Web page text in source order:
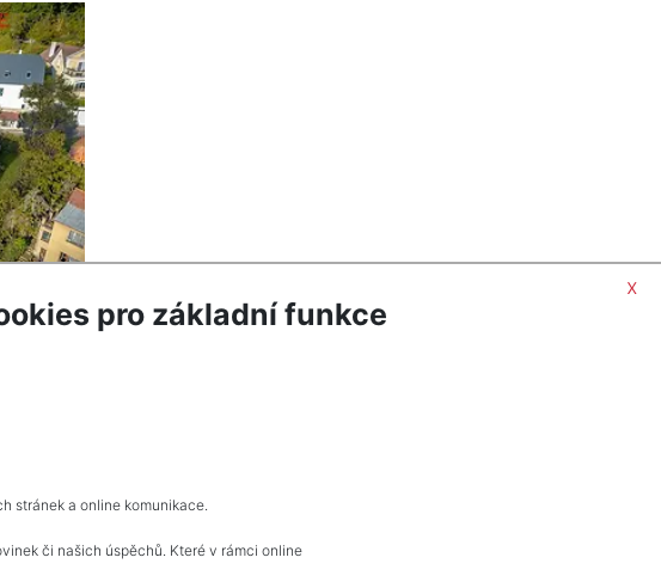
x
pro základní funkce
stránek a online komunikace.
či našich úspěchů. Které v rámci online